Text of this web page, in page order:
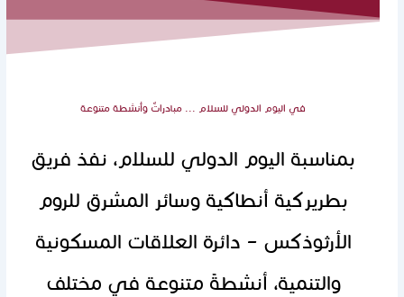
في اليوم الدولي للسلام ... مبادراتٌ وأنشطة متنوعة
بمناسبة اليوم الدولي للسلام، نفذ فريق
بطريركية أنطاكية وسائر المشرق للروم
الأرثوذكس – دائرة العلاقات المسكونية
والتنمية، أنشطةً متنوعة في مختلف